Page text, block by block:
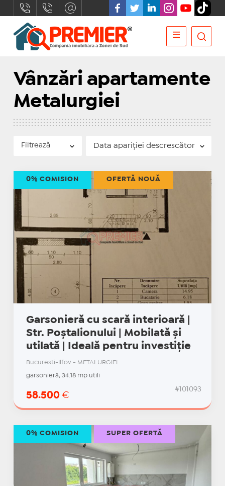
Vânzări apartamente
Metalurgiei
Filtrează
Garsonieră cu scară interioară |
Str. Poștalionului | Mobilată și
utilată | Ideală pentru investiție
Bucuresti-Ilfov - METALURGIEI
garsonieră, 34.18 mp utili
58.500 €
#101093
0% COMISION OFERTĂ NOUĂ
0% COMISION SUPER OFERTĂ